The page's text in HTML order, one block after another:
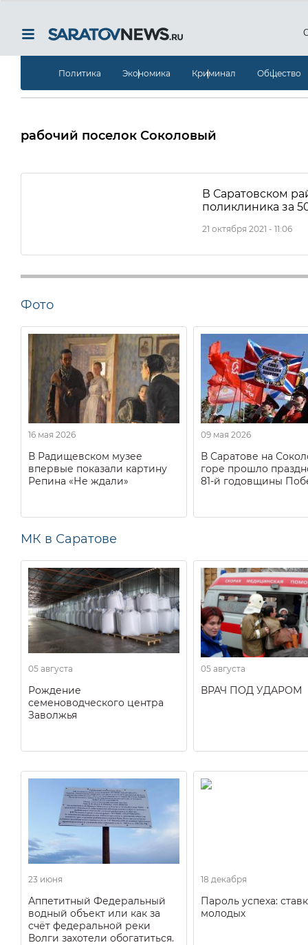
Политика Экономика Криминал Общество
рабочий поселок Соколовый
В Саратовском
поликлиника за
21 октября 2021 - 11:06
Фото
16 мая 2026
В Радищевском музее
впервые показали картину
Репина «Не ждали»
09 мая 2026
В Саратове на
горе прошло
81-й годовщины
МК в Саратове
05 августа
Рождение
семеноводческого центра
Заволжья
05 августа
ВРАЧ ПОД УДАРОМ
23 июня
Аппетитный Федеральный
водный объект или как за
счёт федеральной реки
Волги захотели обогатиться.
18 декабря
Пароль успеха:
молодых